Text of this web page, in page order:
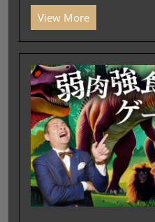
View More